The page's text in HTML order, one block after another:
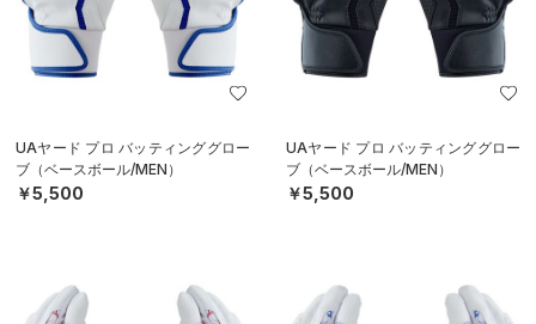
UAヤード プロ バッティンググロー
ブ（ベースボール/MEN）
￥5,500
UAヤード プロ バッティンググロー
ブ（ベースボール/MEN）
￥5,500